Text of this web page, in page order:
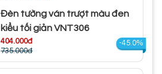
Đèn tường ván trượt màu đen
kiểu tối giản VNT306
404.000đ
735.000đ
-45.0%